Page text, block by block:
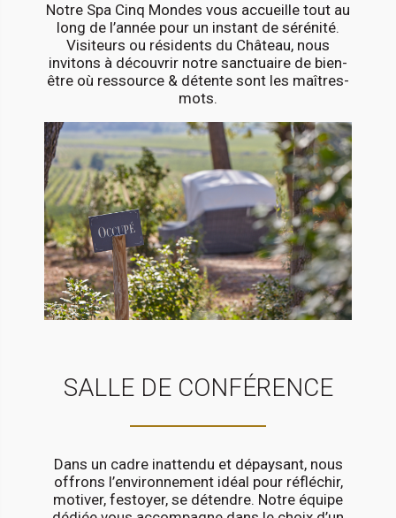
Notre Spa Cinq Mondes vous accueille tout au
long de l’année pour un instant de sérénité.
Visiteurs ou résidents du Château, nous
invitons à découvrir notre sanctuaire de bien-
être où ressource & détente sont les maîtres-
mots.
SALLE DE CONFÉRENCE
Dans un cadre inattendu et dépaysant, nous
offrons l’environnement idéal pour réfléchir,
motiver, festoyer, se détendre. Notre équipe